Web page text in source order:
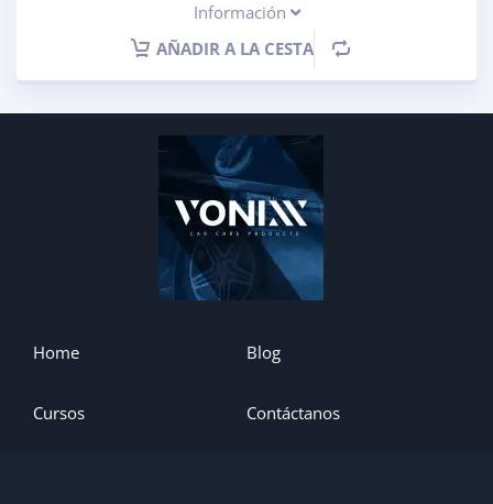
Información
AÑADIR A LA CESTA
Home Blog
Cursos Contáctanos